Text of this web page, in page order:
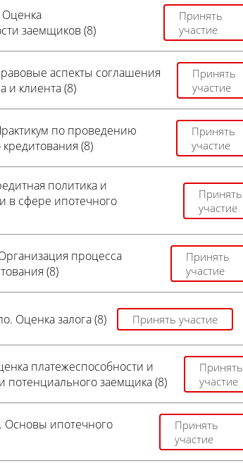
Оценка
заемщиков (8)
Принять
участие
аспекты соглашения
и клиента (8)
Принять
участие
по проведению
(8)
Принять
участие
политика и
в сфере ипотечного
Принять
участие
процесса
(8)
Принять
участие
Оценка залога (8) Принять участие
платежеспособности и
потенциального заемщика (8)
Принять
участие
Основы ипотечного
Принять
участие